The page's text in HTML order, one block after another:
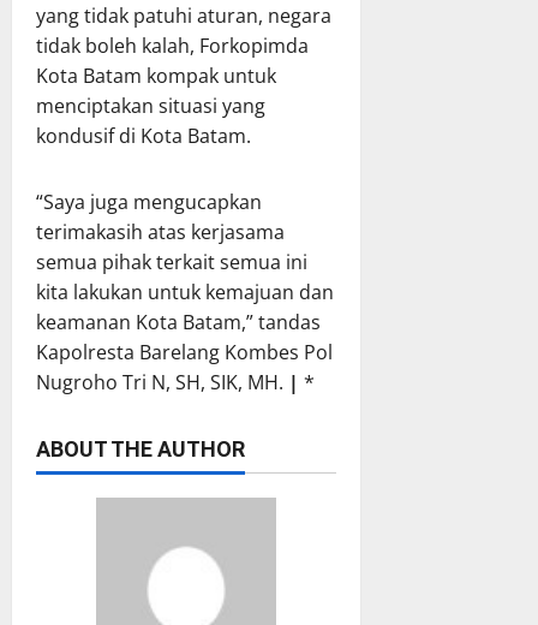
yang tidak patuhi aturan, negara
tidak boleh kalah, Forkopimda
Kota Batam kompak untuk
menciptakan situasi yang
kondusif di Kota Batam.
“Saya juga mengucapkan
terimakasih atas kerjasama
semua pihak terkait semua ini
kita lakukan untuk kemajuan dan
keamanan Kota Batam,” tandas
Kapolresta Barelang Kombes Pol
Nugroho Tri N, SH, SIK, MH. | *
ABOUT THE AUTHOR